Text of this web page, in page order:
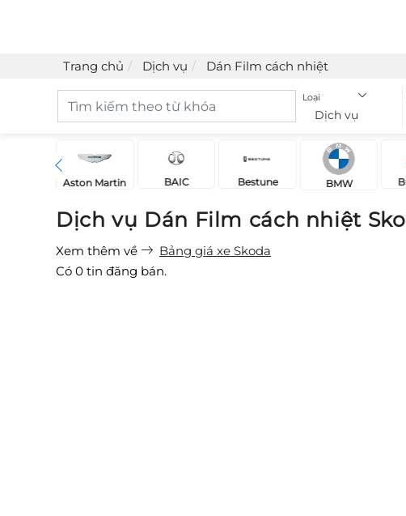
Trang chủ Dịch vụ Dán Film cách nhiệt
Loại
Dịch vụ
Aston Martin BAIC Bestune BMW
Dịch vụ Dán Film cách nhiệt
Xem thêm về
Bảng giá xe Skoda
Có 0 tin đăng bán.